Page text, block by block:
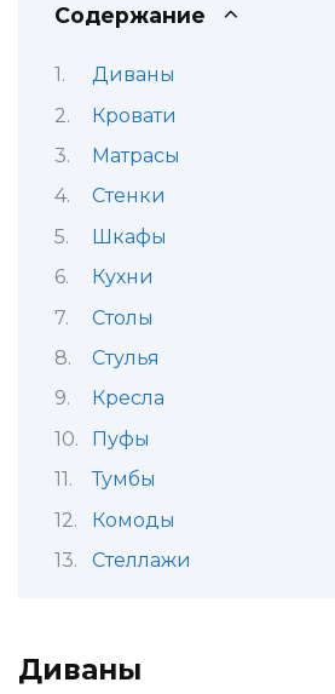
Содержание
Диваны
Кровати
Матрасы
Стенки
Шкафы
Кухни
Столы
Стулья
Кресла
Пуфы
Тумбы
Комоды
Стеллажи
Диваны